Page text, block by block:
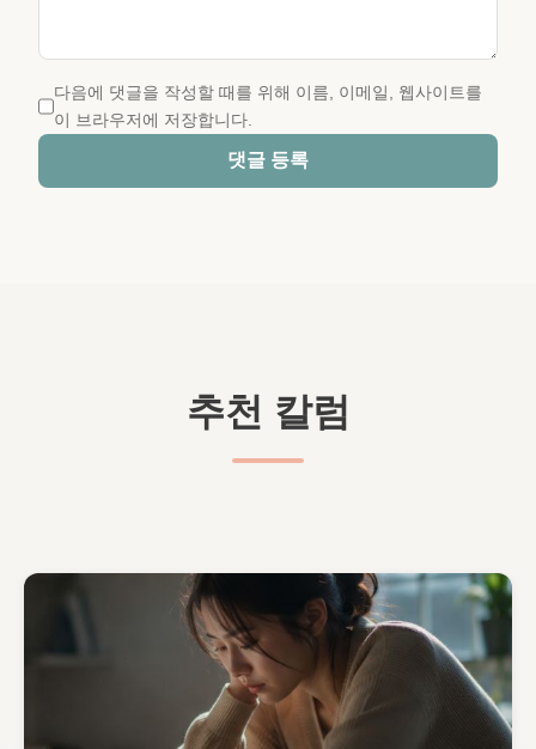
다음에 댓글을 작성할 때를 위해 이름, 이메일, 웹사이트를
이 브라우저에 저장합니다.
댓글 등록
추천 칼럼